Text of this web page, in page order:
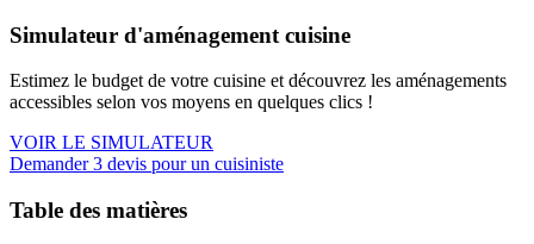
Simulateur d'aménagement cuisine
Estimez le budget de votre cuisine et découvrez les aménagements
accessibles selon vos moyens en quelques clics !
VOIR LE SIMULATEUR
Demander 3 devis pour un cuisiniste
Table des matières